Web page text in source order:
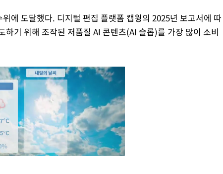
에 도달했다. 디지털 편집 플랫폼 캡윙의 2025년 보고서에 따
하기 위해 조작된 저품질 AI 콘텐츠(AI 슬롭)를 가장 많이 소비